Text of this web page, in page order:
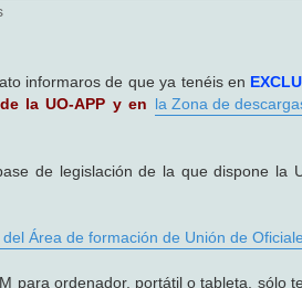
informaros de que ya tenéis en
la UO-APP y en la Zona de
de legislación de la que dispone la
Área de formación de Unión de
para ordenador, portátil o tableta, sólo